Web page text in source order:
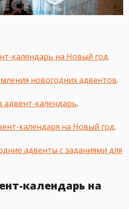
календарь на Новый год.
новогодних адвентов.
календарь.
календаря на Новый год.
адвенты с заданиями для
календарь на